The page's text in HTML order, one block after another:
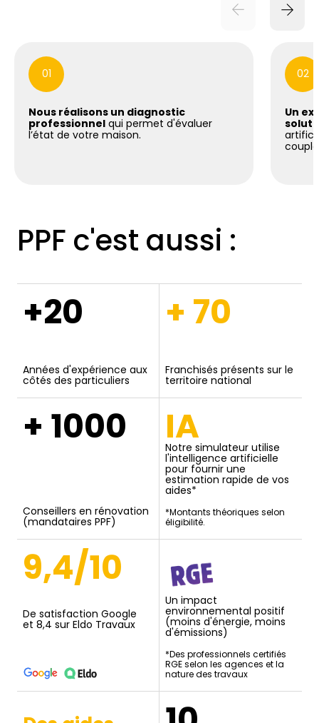
01
Nous réalisons un diagnostic
professionnel qui permet d'évaluer
l’état de votre maison.
02
Un
PPF c'est aussi :
+20
Années d'expérience aux
côtés des particuliers
+ 70
Franchisés présents sur le
territoire national
+ 1000
Conseillers en rénovation
(mandataires PPF)
IA
Notre simulateur utilise
l'intelligence artificielle
pour fournir une
estimation rapide de vos
aides*
*Montants théoriques selon
éligibilité.
9,4/10
De satisfaction Google
et 8,4 sur Eldo Travaux
Un impact
environnemental positif
(moins d'énergie, moins
d'émissions)
*Des professionnels certifiés
RGE selon les agences et la
nature des travaux